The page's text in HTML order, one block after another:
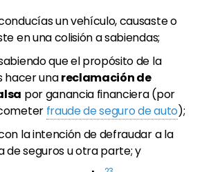
un vehículo, causaste o
en una colisión a sabiendas;
que el propósito de la
hacer unareclamación de
por ganancia financiera (por
fraude de seguro de auto);
la intención de defraudar a la
de seguros u otra parte; y